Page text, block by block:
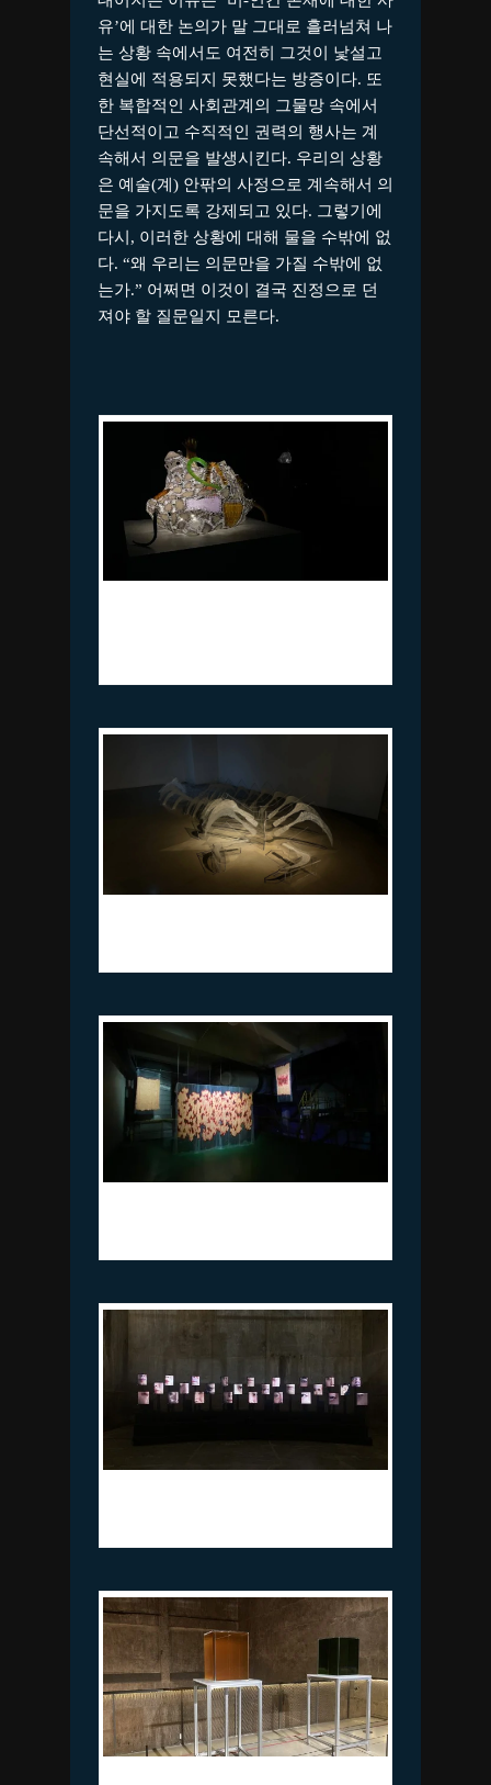
유’에 대한 논의가 말 그대로 흘러넘쳐 나
는 상황 속에서도 여전히 그것이 낯설고
현실에 적용되지 못했다는 방증이다. 또
한 복합적인 사회관계의 그물망 속에서
단선적이고 수직적인 권력의 행사는 계
속해서 의문을 발생시킨다. 우리의 상황
은 예술(계) 안팎의 사정으로 계속해서 의
문을 가지도록 강제되고 있다. 그렇기에
다시, 이러한 상황에 대해 물을 수밖에 없
다. “왜 우리는 의문만을 가질 수밖에 없
는가.” 어쩌면 이것이 결국 진정으로 던
져야 할 질문일지 모른다.